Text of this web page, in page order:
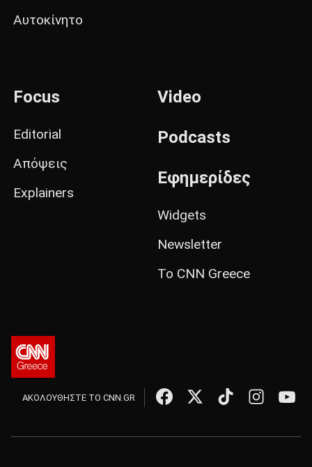
Αυτοκίνητο
Focus
Editorial
Απόψεις
Explainers
Video
Podcasts
Εφημερίδες
Widgets
Newsletter
Το CNN Greece
ΑΚΟΛΟΥΘΗΣΤΕ ΤΟ CNN.GR